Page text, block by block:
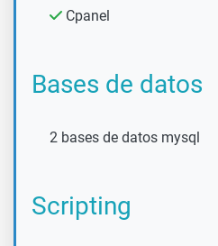
Cpanel
Bases de datos
2 bases de datos mysql
Scripting